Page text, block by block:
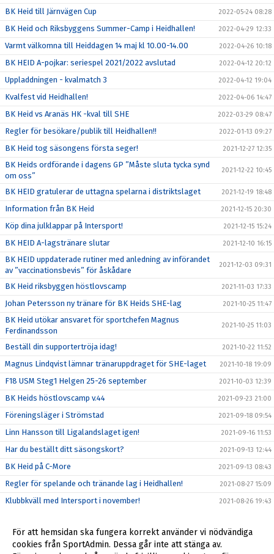
BK Heid till Järnvägen Cup 2022-05-24 08:28
BK Heid och Riksbyggens Summer-Camp i Heidhallen! 2022-04-29 12:33
Varmt välkomna till Heiddagen 14 maj kl 10.00-14.00 2022-04-26 10:18
BK HEID A-pojkar: seriespel 2021/2022 avslutad 2022-04-12 20:12
Uppladdningen - kvalmatch 3 2022-04-12 19:04
Kvalfest vid Heidhallen! 2022-04-06 14:47
BK Heid vs Aranäs HK -kval till SHE 2022-03-29 08:47
Regler för besökare/publik till Heidhallen!! 2022-01-13 09:27
BK Heid tog säsongens första seger! 2021-12-27 12:35
BK Heids ordförande i dagens GP ”Måste sluta tycka synd
om oss”
2021-12-22 10:45
BK HEID gratulerar de uttagna spelarna i distriktslaget 2021-12-19 18:48
Information från BK Heid 2021-12-15 20:30
Köp dina julklappar på Intersport! 2021-12-15 15:24
BK HEID A-lagstränare slutar 2021-12-10 16:15
BK HEID uppdaterade rutiner med anledning av införandet
av ”vaccinationsbevis” för åskådare
2021-12-03 09:31
BK Heid riksbyggen höstlovscamp 2021-11-03 17:33
Johan Petersson ny tränare för BK Heids SHE-lag 2021-10-25 11:47
BK Heid utökar ansvaret för sportchefen Magnus
Ferdinandsson
2021-10-25 11:03
Beställ din supportertröja idag! 2021-10-22 11:52
Magnus Lindqvist lämnar tränaruppdraget för SHE-laget 2021-10-18 19:09
F18 USM Steg1 Helgen 25-26 september 2021-10-03 12:39
BK Heids höstlovscamp v.44 2021-09-23 21:00
Föreningsläger i Strömstad 2021-09-18 09:54
Linn Hansson till Ligalandslaget igen! 2021-09-16 11:53
Har du beställt ditt säsongskort? 2021-09-13 12:44
BK Heid på C-More 2021-09-13 08:43
Regler för spelande och tränande lag i Heidhallen! 2021-08-27 15:09
Klubbkväll med Intersport i november! 2021-08-26 19:43
Hanna Wedenby spelar EM i sommar! 2021-06-16 16:53
BK Heid hälsar sin nya sportchef Magnus Ferdinandsson
För att hemsidan ska fungera korrekt använder vi nödvändiga
cookies från SportAdmin. Dessa går inte att stänga av.